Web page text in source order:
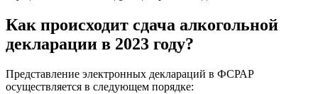
Как происходит сдача алкогольной
декларации в 2023 году?
Представление электронных деклараций в ФСРАР
осуществляется в следующем порядке: